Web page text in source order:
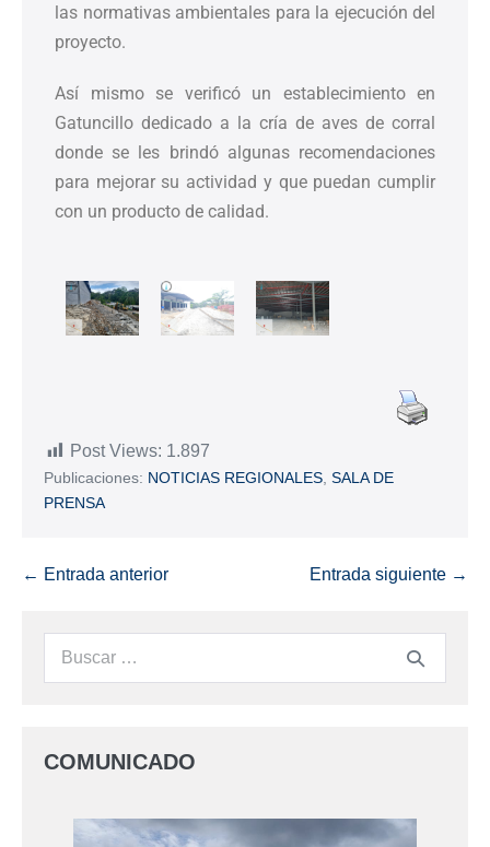
las normativas ambientales para la ejecución del
proyecto.
Así mismo se verificó un establecimiento en
Gatuncillo dedicado a la cría de aves de corral
donde se les brindó algunas recomendaciones
para mejorar su actividad y que puedan cumplir
con un producto de calidad.
Post Views: 1.897
Publicaciones: NOTICIAS REGIONALES SALA DE
PRENSA
← Entrada anterior Entrada siguiente →
COMUNICADO